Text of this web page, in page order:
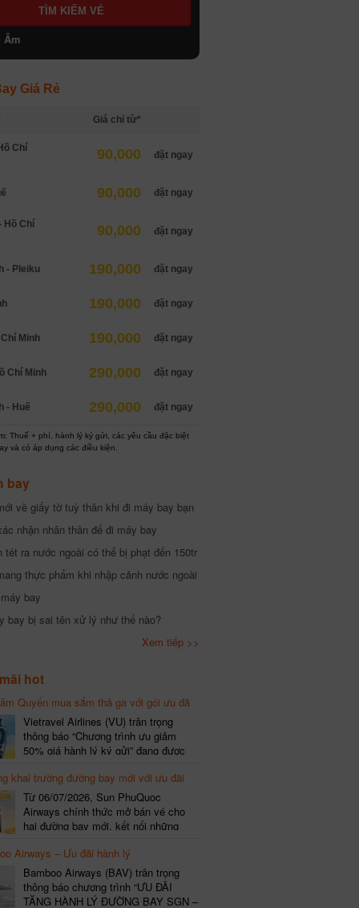
Âm
Giá Rẻ
Giá chỉ từ*
Chí
90,000 đặt ngay
90,000 đặt ngay
Hồ Chí
90,000 đặt ngay
- Pleiku 190,000 đặt ngay
190,000 đặt ngay
Minh 190,000 đặt ngay
Chí Minh 290,000 đặt ngay
- Huế 290,000 đặt ngay
Thuế + phí, hành lý ký gửi, các yêu cầu đặc biệt
và có áp dụng các điều kiện.
bay
về giấy tờ tuỳ thân khi đi máy bay bạn
nhận nhân thân để đi máy bay
tét ra nước ngoài có thể bị phạt đến 150tr
thực phẩm khi nhập cảnh nước ngoài
bay
bay bị sai tên xử lý như thế nào?
Xem tiếp >>
hot
Quyến mua sắm thả ga với gói ưu đã
gói cước
Vietravel Airlines (VU) trân trọng
thông báo “Chương trình ưu giảm
50% giá hành lý ký gửi” đang được
kết nối từ TP. Hồ Chí Minh
(SGN) đi Thâm Quyến – Trung Quốc
(SZX), chi tiết như sau: LỊCH BAY
CHI TIẾT Đường bay SHCB Giờ khởi
khai trường đường bay mới với ưu đãi
Từ 06/07/2026, Sun PhuQuoc
Airways chính thức mở bán vé cho
hai đường bay mới, kết nối những
khách khám phá vẻ đẹp thiên nhiên
và văn hóa của miền Trung Việt Nam.
Thông tin đường bay mới Đường bay
SHCB Giờ bay Tần suất Thời gian
Airways – Ưu đãi hành lý
Bamboo Airways (BAV) trân trọng
thông báo chương trình “ƯU ĐÃI
TẶNG HÀNH LÝ ĐƯỜNG BAY SGN –